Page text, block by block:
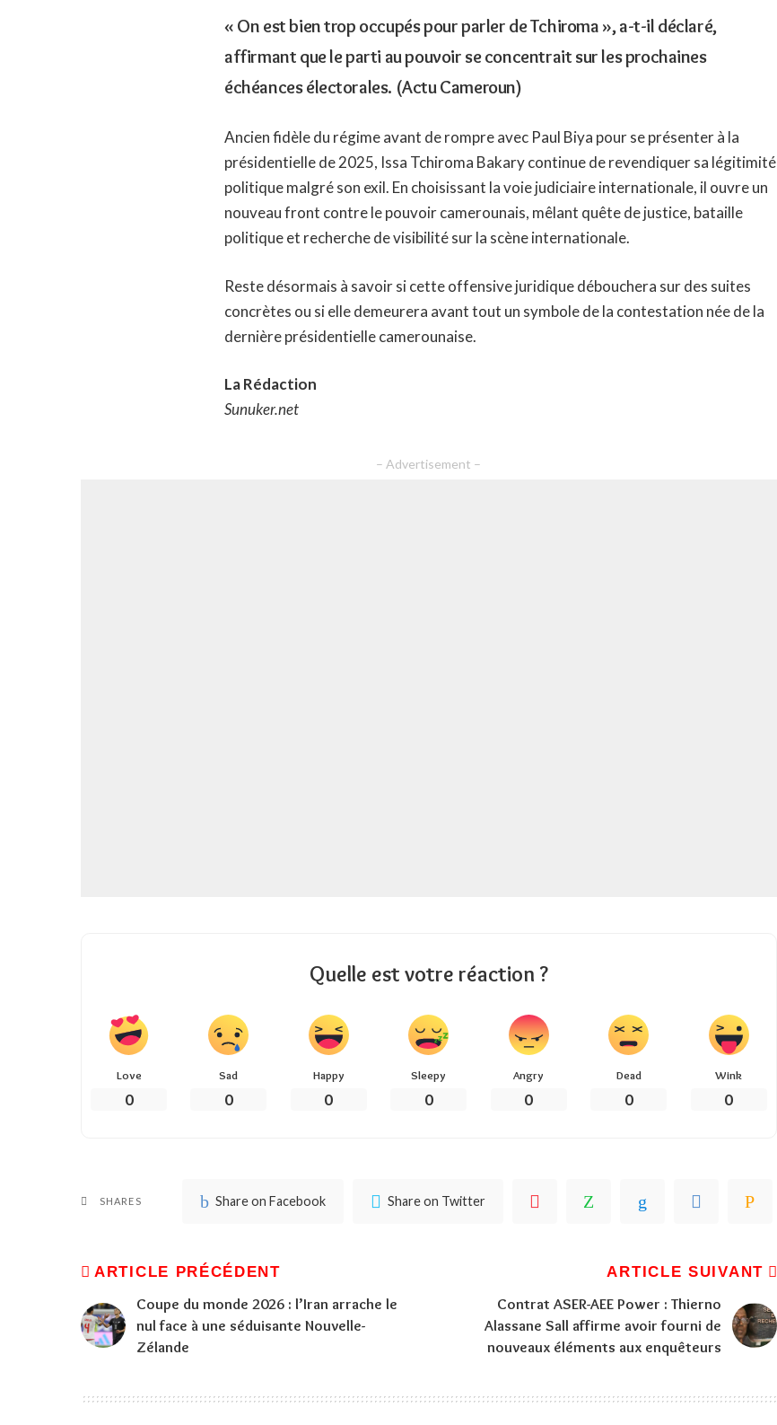
« On est bien trop occupés pour parler de Tchiroma », a-t-il déclaré,
affirmant que le parti au pouvoir se concentrait sur les prochaines
échéances électorales. (Actu Cameroun)
Ancien fidèle du régime avant de rompre avec Paul Biya pour se présenter à la
présidentielle de 2025, Issa Tchiroma Bakary continue de revendiquer sa légitimité
politique malgré son exil. En choisissant la voie judiciaire internationale, il ouvre un
nouveau front contre le pouvoir camerounais, mêlant quête de justice, bataille
politique et recherche de visibilité sur la scène internationale.
Reste désormais à savoir si cette offensive juridique débouchera sur des suites
concrètes ou si elle demeurera avant tout un symbole de la contestation née de la
dernière présidentielle camerounaise.
La Rédaction
Sunuker.net
– Advertisement –
Quelle est votre réaction ?
Love
0
Sad
0
Happy
0
Sleepy
0
Angry
0
Dead
0
Wink
0
SHARES Share on Facebook Share on Twitter
ARTICLE PRÉCÉDENT
Coupe du monde 2026 : l’Iran arrache le
nul face à une séduisante Nouvelle-
Zélande
ARTICLE SUIVANT
Contrat ASER-AEE Power : Thierno
Alassane Sall affirme avoir fourni de
nouveaux éléments aux enquêteurs